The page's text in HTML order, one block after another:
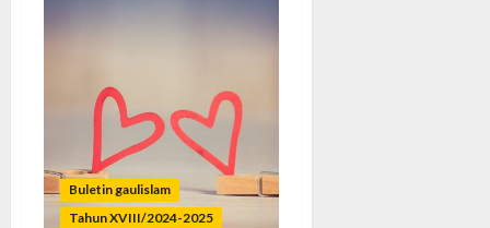
Buletin gaulislam
Tahun XVIII/2024-2025